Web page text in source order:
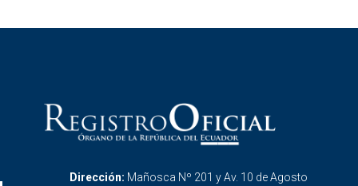
Dirección: Mañosca Nº 201 y Av. 10 de Agosto